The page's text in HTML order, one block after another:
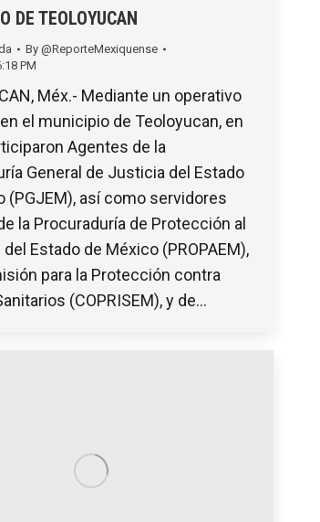
DE TEOLOYUCAN
By @ReporteMexiquense
PM
Méx.- Mediante un operativo
el municipio de Teoloyucan, en
Agentes de la
General de Justicia del Estado
(PGJEM), así como servidores
la Procuraduría de Protección al
Estado de México (PROPAEM),
para la Protección contra
(COPRISEM), y de…